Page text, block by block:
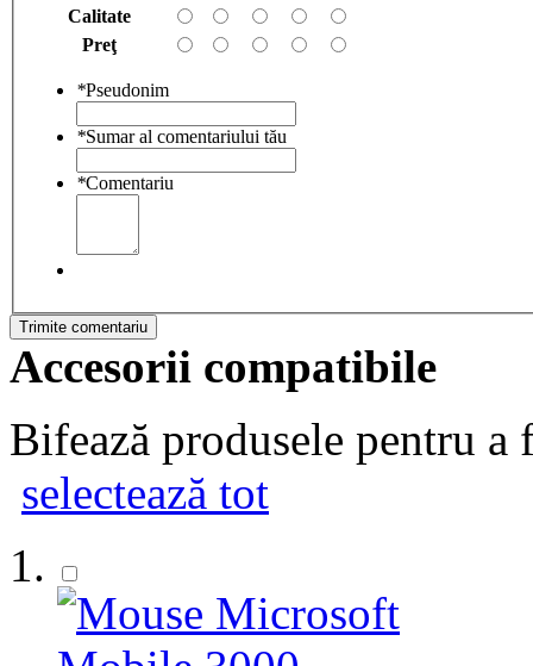
Calitate
Preţ
*Pseudonim
*Sumar al comentariului tău
*Comentariu
Trimite comentariu
Accesorii compatibile
Bifează produsele pentru a
selectează tot